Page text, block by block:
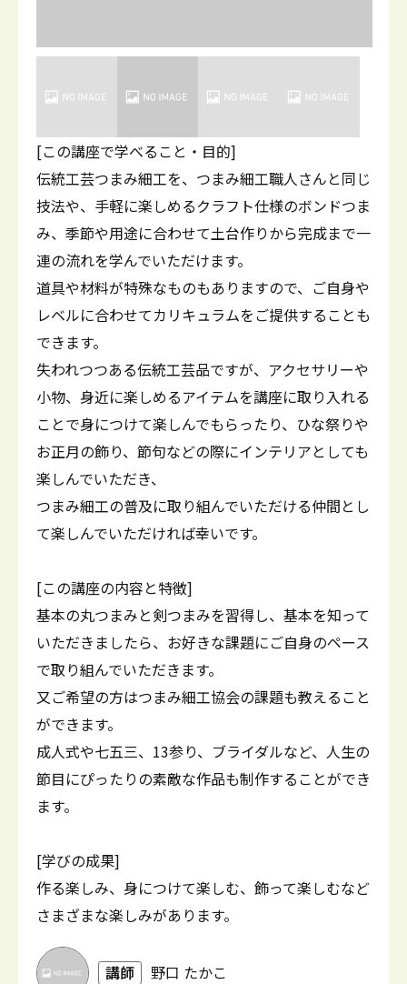
[この講座で学べること・目的]
伝統工芸つまみ細工を、つまみ細工職人さんと同じ
技法や、手軽に楽しめるクラフト仕様のボンドつま
み、季節や用途に合わせて土台作りから完成まで一
連の流れを学んでいただけます。
道具や材料が特殊なものもありますので、ご自身や
レベルに合わせてカリキュラムをご提供することも
できます。
失われつつある伝統工芸品ですが、アクセサリーや
小物、身近に楽しめるアイテムを講座に取り入れる
ことで身につけて楽しんでもらったり、ひな祭りや
お正月の飾り、節句などの際にインテリアとしても
楽しんでいただき、
つまみ細工の普及に取り組んでいただける仲間とし
て楽しんでいただければ幸いです。
[この講座の内容と特徴]
基本の丸つまみと剣つまみを習得し、基本を知って
いただきましたら、お好きな課題にご自身のペース
で取り組んでいただきます。
又ご希望の方はつまみ細工協会の課題も教えること
ができます。
成人式や七五三、13参り、ブライダルなど、人生の
節目にぴったりの素敵な作品も制作することができ
ます。
[学びの成果]
作る楽しみ、身につけて楽しむ、飾って楽しむなど
さまざまな楽しみがあります。
講師 野口 たかこ